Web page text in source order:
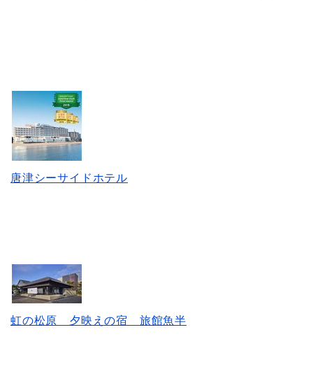
唐津シーサイドホテル
虹の松原 夕映えの宿 旅館魚半